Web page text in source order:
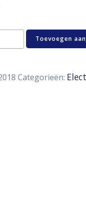
Toevoegen
Categorieën: